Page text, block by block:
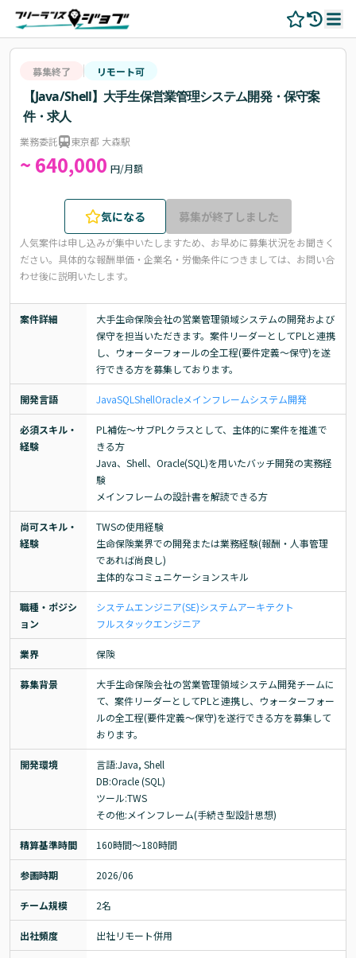
募集終了 リモート可
【Java/Shell】大手生保営業管理システム開発・保守案
件・求人
業務委託 東京都 大森駅
~ 640,000 円/月額
気になる 募集が終了しました
人気案件は申し込みが集中いたしますため、お早めに募集状況をお聞きく
ださい。 具体的な報酬単価・企業名・労働条件につきましては、お問い合
わせ後に説明いたします。
案件詳細
大手生命保険会社の営業管理領域システムの開発および
保守を担当いただきます。案件リーダーとしてPLと連携
し、ウォーターフォールの全工程(要件定義〜保守)を遂
行できる方を募集しております。
開発言語 JavaSQL ShellOracleメインフレームシステム開発
必須スキル・
経験
PL補佐〜サブPLクラスとして、主体的に案件を推進で
きる方
Java、Shell、Oracle(SQL)を用いたバッチ開発の実務経
験
メインフレームの設計書を解読できる方
尚可スキル・
経験
TWSの使用経験
生命保険業界での開発または業務経験(報酬・人事管理
であれば尚良し)
主体的なコミュニケーションスキル
職種・ポジシ
ョン
システムエンジニア(SE)システムアーキテクト
フルスタックエンジニア
業界 保険
募集背景
大手生命保険会社の営業管理領域システム開発チームに
て、案件リーダーとしてPLと連携し、ウォーターフォー
ルの全工程(要件定義〜保守)を遂行できる方を募集して
おります。
開発環境
言語:Java, Shell
DB:Oracle (SQL)
ツール:TWS
その他:メインフレーム(手続き型設計思想)
精算基準時間 160時間〜180時間
参画時期 2026/06
チーム規模 2名
出社頻度 出社リモート併用